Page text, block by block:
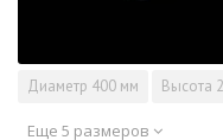
Диаметр 400 мм Высота
Еще 5 размеров